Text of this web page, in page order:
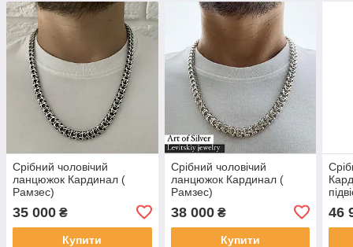
Срібний чоловічий
ланцюжок Кардинал (
Рамзес)
35 000 ₴
Купити
Срібний чоловічий
ланцюжок Кардинал (
Рамзес)
38 000₴
Купити
46